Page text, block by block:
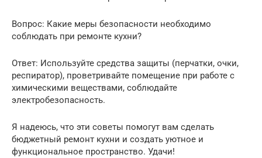
Вопрос: Какие меры безопасности необходимо
соблюдать при ремонте кухни?
Ответ: Используйте средства защиты (перчатки, очки,
респиратор), проветривайте помещение при работе с
химическими веществами, соблюдайте
электробезопасность.
Я надеюсь, что эти советы помогут вам сделать
бюджетный ремонт кухни и создать уютное и
функциональное пространство. Удачи!